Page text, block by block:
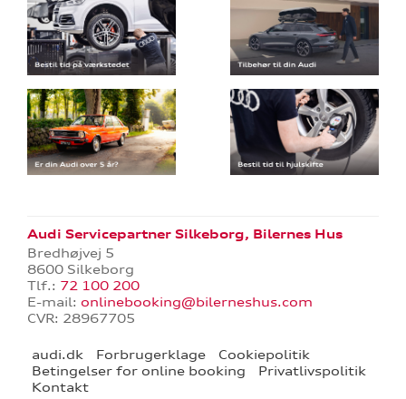
Audi Servicepartner Silkeborg, Bilernes Hus
Bredhøjvej 5
8600 Silkeborg
Tlf.: 72 100 200
E-mail: onlinebooking@bilerneshus.com
CVR: 28967705
audi.dk Forbrugerklage
Cookiepolitik
Betingelser for online booking
Privatlivspolitik
Kontakt